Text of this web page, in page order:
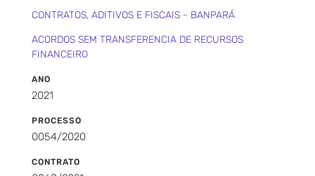
CONTRATOS, ADITIVOS E FISCAIS - BANPARÁ
ACORDOS SEM TRANSFERENCIA DE RECURSOS
FINANCEIRO
ANO
2021
PROCESSO
0054/2020
CONTRATO